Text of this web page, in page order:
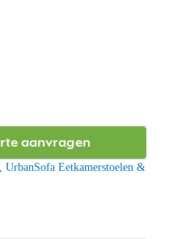
aanvragen
, UrbanSofa Eetkamerstoelen &